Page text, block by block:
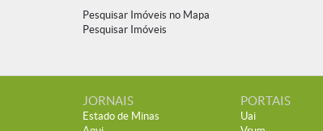
Pesquisar Imóveis no Mapa
Pesquisar Imóveis
JORNAIS
Estado de Minas
PORTAIS
Uai